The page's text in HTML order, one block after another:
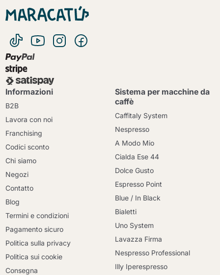
Informazioni
B2B
Lavora con noi
Franchising
Codici sconto
Chi siamo
Negozi
Contatto
Blog
Termini e condizioni
Pagamento sicuro
Politica sulla privacy
Politica sui cookie
Consegna
Sistema per macchine da
caffè
Caffitaly System
Nespresso
A Modo Mio
Cialda Ese 44
Dolce Gusto
Espresso Point
Blue / In Black
Bialetti
Uno System
Lavazza Firma
Nespresso Professional
Illy Iperespresso